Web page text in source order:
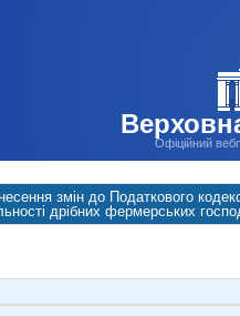
Офіційний
змін до Податкового
дрібних фермерських